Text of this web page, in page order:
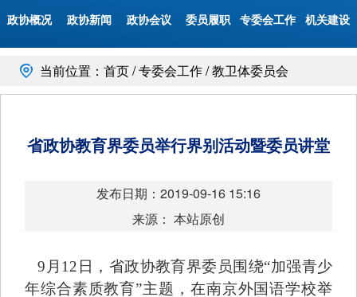
政协概况 政协新闻 政协会议 委员履职 专委会工作 机关建设
当前位置：首页 / 专委会工作 / 教卫体委员会
省政协教育界委员举行界别活动暨委员讲堂
发布日期：2019-09-16 15:16
来源： 本站原创
9月12日，省政协教育界委员围绕“加强青少
年综合素质教育”主题，在南京外国语学校举